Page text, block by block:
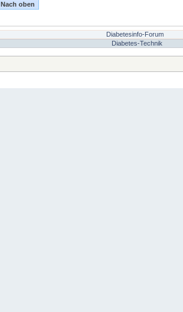
Nach oben
Diabetesinfo-Forum
Diabetes-Technik